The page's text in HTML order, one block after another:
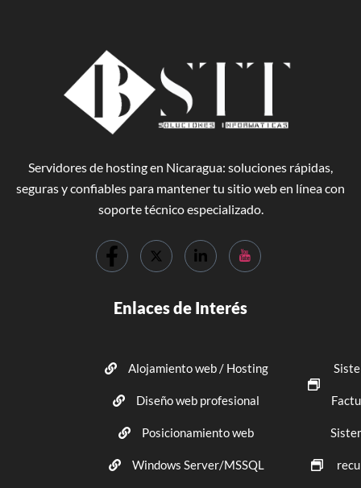
Servidores de hosting en Nicaragua: soluciones rápidas,
seguras y confiables para mantener tu sitio web en línea con
soporte técnico especializado.
Enlaces de Interés
Alojamiento web / Hosting
Diseño web profesional
Posicionamiento web
Windows Server/MSSQL